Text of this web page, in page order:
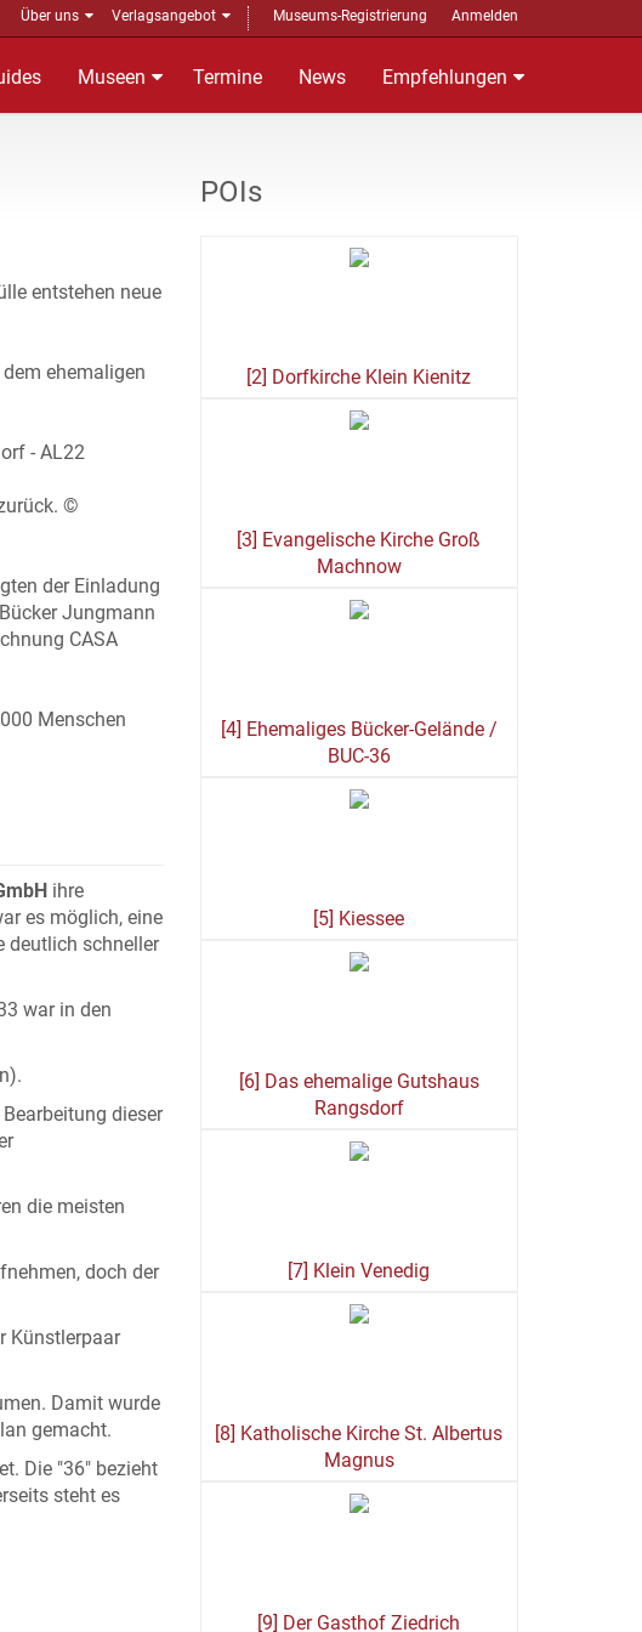
Über uns Verlagsangebot Museums-Registrierung Anmelden
Museen Termine News Empfehlungen
entstehen neue
ehemaligen
- AL22
©
der Einladung
Jungmann
CASA
Menschen
ihre
es möglich, eine
deutlich schneller
war in den
dieser
die meisten
doch der
Künstlerpaar
Damit wurde
gemacht.
Die "36" bezieht
steht es
POIs
[2] Dorfkirche Klein Kienitz
[3] Evangelische Kirche Groß
Machnow
[4] Ehemaliges Bücker-Gelände /
BUC-36
[5] Kiessee
[6] Das ehemalige Gutshaus
Rangsdorf
[7] Klein Venedig
[8] Katholische Kirche St. Albertus
Magnus
[9] Der Gasthof Ziedrich